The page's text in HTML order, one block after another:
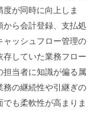
が同時に向上しま
から会計登録、支払処
ャッシュフロー管理の
していた業務フロー
担当者に知識が偏る属
務の継続性や引継ぎの
も柔軟性が高まりま